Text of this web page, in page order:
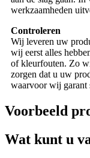
werkzaamheden
Controleren
Wij leveren uw
wij eerst alles
of kleurfouten. Zo
zorgen dat u uw
waarvoor wij garant
Voorbeeld
Wat kunt u